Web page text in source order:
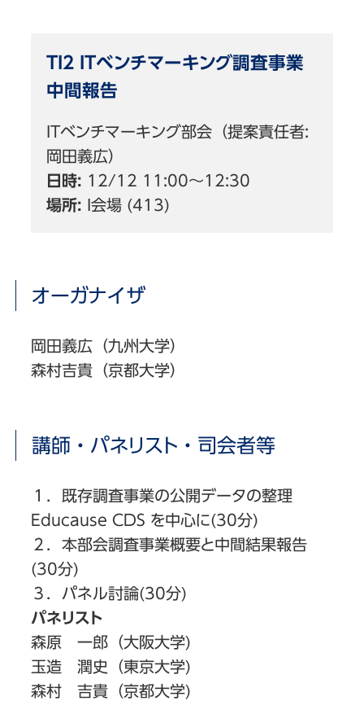
TI2 ITベンチマーキング調査事業
中間報告
ITベンチマーキング部会（提案責任者:
岡田義広）
日時: 12/12 11:00〜12:30
場所: I会場 (413)
オーガナイザ
岡田義広（九州大学）
森村吉貴（京都大学）
講師・パネリスト・司会者等
１．既存調査事業の公開データの整理
Educause CDS を中心に(30分)
２．本部会調査事業概要と中間結果報告
(30分)
３．パネル討論(30分)
パネリスト
森原 一郎（大阪大学)
玉造 潤史（東京大学)
森村 吉貴（京都大学)